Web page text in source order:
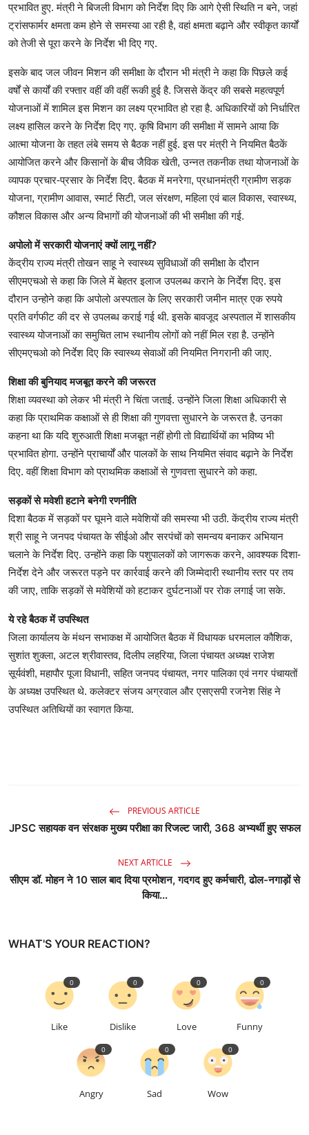
प्रभावित हुए. मंत्री ने बिजली विभाग को निर्देश दिए कि आगे ऐसी स्थिति न बने, जहां
ट्रांसफार्मर क्षमता कम होने से समस्या आ रही है, वहां क्षमता बढ़ाने और स्वीकृत कार्यों
को तेजी से पूरा करने के निर्देश भी दिए गए.
इसके बाद जल जीवन मिशन की समीक्षा के दौरान भी मंत्री ने कहा कि पिछले कई
वर्षों से कार्यों की रफ्तार वहीं की वहीं रूकी हुई है. जिससे केंद्र की सबसे महत्वपूर्ण
योजनाओं में शामिल इस मिशन का लक्ष्य प्रभावित हो रहा है. अधिकारियों को निर्धारित
लक्ष्य हासिल करने के निर्देश दिए गए. कृषि विभाग की समीक्षा में सामने आया कि
आत्मा योजना के तहत लंबे समय से बैठक नहीं हुई. इस पर मंत्री ने नियमित बैठकें
आयोजित करने और किसानों के बीच जैविक खेती, उन्नत तकनीक तथा योजनाओं के
व्यापक प्रचार-प्रसार के निर्देश दिए. बैठक में मनरेगा, प्रधानमंत्री ग्रामीण सड़क
योजना, ग्रामीण आवास, स्मार्ट सिटी, जल संरक्षण, महिला एवं बाल विकास, स्वास्थ्य,
कौशल विकास और अन्य विभागों की योजनाओं की भी समीक्षा की गई.
अपोलो में सरकारी योजनाएं क्यों लागू नहीं?
केंद्रीय राज्य मंत्री तोखन साहू ने स्वास्थ्य सुविधाओं की समीक्षा के दौरान
सीएमएचओ से कहा कि जिले में बेहतर इलाज उपलब्ध कराने के निर्देश दिए. इस
दौरान उन्होने कहा कि अपोलो अस्पताल के लिए सरकारी जमीन मात्र एक रुपये
प्रति वर्गफीट की दर से उपलब्ध कराई गई थी. इसके बावजूद अस्पताल में शासकीय
स्वास्थ्य योजनाओं का समुचित लाभ स्थानीय लोगों को नहीं मिल रहा है. उन्होंने
सीएमएचओ को निर्देश दिए कि स्वास्थ्य सेवाओं की नियमित निगरानी की जाए.
शिक्षा की बुनियाद मजबूत करने की जरूरत
शिक्षा व्यवस्था को लेकर भी मंत्री ने चिंता जताई. उन्होंने जिला शिक्षा अधिकारी से
कहा कि प्राथमिक कक्षाओं से ही शिक्षा की गुणवत्ता सुधारने के जरूरत है. उनका
कहना था कि यदि शुरुआती शिक्षा मजबूत नहीं होगी तो विद्यार्थियों का भविष्य भी
प्रभावित होगा. उन्होंने प्राचार्यों और पालकों के साथ नियमित संवाद बढ़ाने के निर्देश
दिए. वहीं शिक्षा विभाग को प्राथमिक कक्षाओं से गुणवत्ता सुधारने को कहा.
सड़कों से मवेशी हटाने बनेगी रणनीति
दिशा बैठक में सड़कों पर घूमने वाले मवेशियों की समस्या भी उठी. केंद्रीय राज्य मंत्री
श्री साहू ने जनपद पंचायत के सीईओ और सरपंचों को समन्वय बनाकर अभियान
चलाने के निर्देश दिए. उन्होंने कहा कि पशुपालकों को जागरूक करने, आवश्यक दिशा-
निर्देश देने और जरूरत पड़ने पर कार्रवाई करने की जिम्मेदारी स्थानीय स्तर पर तय
की जाए, ताकि सड़कों से मवेशियों को हटाकर दुर्घटनाओं पर रोक लगाई जा सके.
ये रहे बैठक में उपस्थित
जिला कार्यालय के मंथन सभाकक्ष में आयोजित बैठक में विधायक धरमलाल कौशिक,
सुशांत शुक्ला, अटल श्रीवास्तव, दिलीप लहरिया, जिला पंचायत अध्यक्ष राजेश
सूर्यवंशी, महापौर पूजा विधानी, सहित जनपद पंचायत, नगर पालिका एवं नगर पंचायतों
के अध्यक्ष उपस्थित थे. कलेक्टर संजय अग्रवाल और एसएसपी रजनेश सिंह ने
उपस्थित अतिथियों का स्वागत किया.
PREVIOUS ARTICLE
JPSC सहायक वन संरक्षक मुख्य परीक्षा का रिजल्ट जारी, 368 अभ्यर्थी हुए सफल
NEXT ARTICLE
सीएम डॉ. मोहन ने 10 साल बाद दिया प्रमोशन, गदगद हुए कर्मचारी, ढोल-नगाड़ों से
किया...
WHAT'S YOUR REACTION?
Like
0
Dislike
0
Love
0
Funny
0
Angry
0
Sad
0
Wow
0